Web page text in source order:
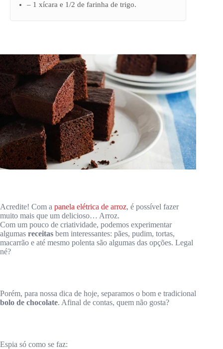
– 1 xícara e 1/2 de farinha de trigo.
Acredite! Com a panela elétrica de arroz, é possível fazer
muito mais que um delicioso… Arroz.
Com um pouco de criatividade, podemos experimentar
algumas receitas bem interessantes: pães, pudim, tortas,
macarrão e até mesmo polenta são algumas das opções. Legal
né?
Porém, para nossa dica de hoje, separamos o bom e tradicional
bolo de chocolate. Afinal de contas, quem não gosta?
Espia só como se faz: